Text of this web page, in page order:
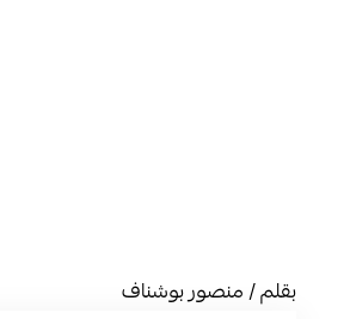
بقلم / منصور بوشناف